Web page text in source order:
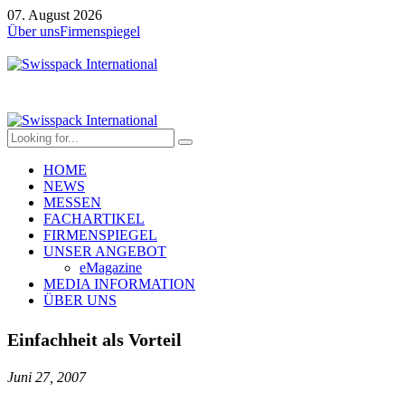
07. August 2026
Über unsFirmenspiegel
HOME
NEWS
MESSEN
FACHARTIKEL
FIRMENSPIEGEL
UNSER ANGEBOT
eMagazine
MEDIA INFORMATION
ÜBER UNS
Einfachheit als Vorteil
Juni 27, 2007